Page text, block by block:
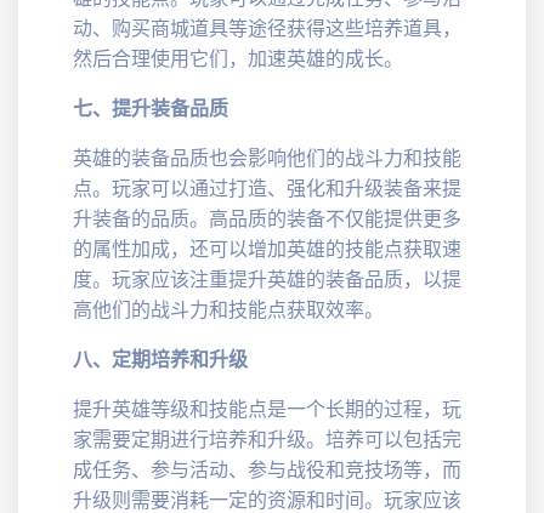
动、购买商城道具等途径获得这些培养道具，
然后合理使用它们，加速英雄的成长。
七、提升装备品质
英雄的装备品质也会影响他们的战斗力和技能
点。玩家可以通过打造、强化和升级装备来提
升装备的品质。高品质的装备不仅能提供更多
的属性加成，还可以增加英雄的技能点获取速
度。玩家应该注重提升英雄的装备品质，以提
高他们的战斗力和技能点获取效率。
八、定期培养和升级
提升英雄等级和技能点是一个长期的过程，玩
家需要定期进行培养和升级。培养可以包括完
成任务、参与活动、参与战役和竞技场等，而
升级则需要消耗一定的资源和时间。玩家应该